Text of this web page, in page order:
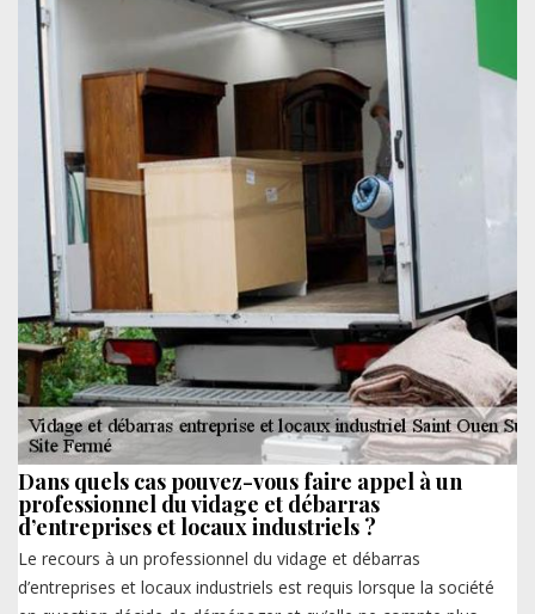
Dans quels cas pouvez-vous faire appel à un
professionnel du vidage et débarras
d’entreprises et locaux industriels ?
Le recours à un professionnel du vidage et débarras
d’entreprises et locaux industriels est requis lorsque la société